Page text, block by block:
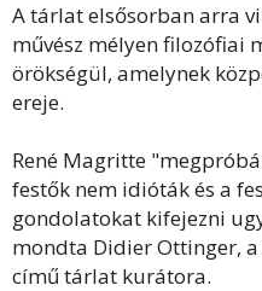
A tárlat elsősorban arra
művész mélyen filozófiai
örökségül, amelynek
ereje.
René Magritte
festők nem idióták és a
gondolatokat kifejezni
mondta Didier Ottinger,
című tárlat kurátora.